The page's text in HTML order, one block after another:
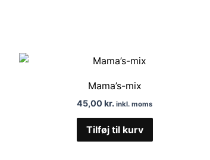
Mama’s-mix
45,00kr. inkl. moms
Tilføj til kurv